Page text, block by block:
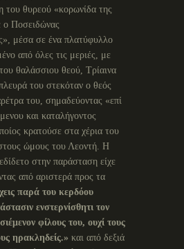
του θυρεού «κορωνίδα της
ο Ποσειδώνας
μέσα σε ένα πλατύφυλλο
από όλες τις μεριές, με
θαλάσσιου θεού, Τρίαινα
του στεκόταν ο θεός
του, σημαδεύοντας «επί
και καταλήγοντος
κρατούσε στα χέρια του
ώμους του Λεοντή. Η
στην παράσταση είχε
από αριστερά προς τα
παρά του κερδόου
ενστερνίσθητι τον
φίλους του, ουχί τους
ηρακληδείς.» και από δεξιά